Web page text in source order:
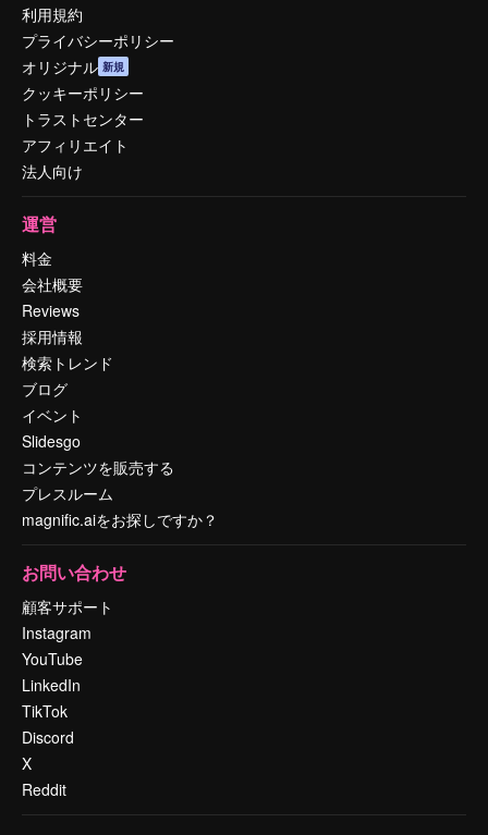
利用規約
プライバシーポリシー
オリジナル 新規
クッキーポリシー
トラストセンター
アフィリエイト
法人向け
運営
料金
会社概要
Reviews
採用情報
検索トレンド
ブログ
イベント
Slidesgo
コンテンツを販売する
プレスルーム
magnific.aiをお探しですか？
お問い合わせ
顧客サポート
Instagram
YouTube
LinkedIn
TikTok
Discord
X
Reddit